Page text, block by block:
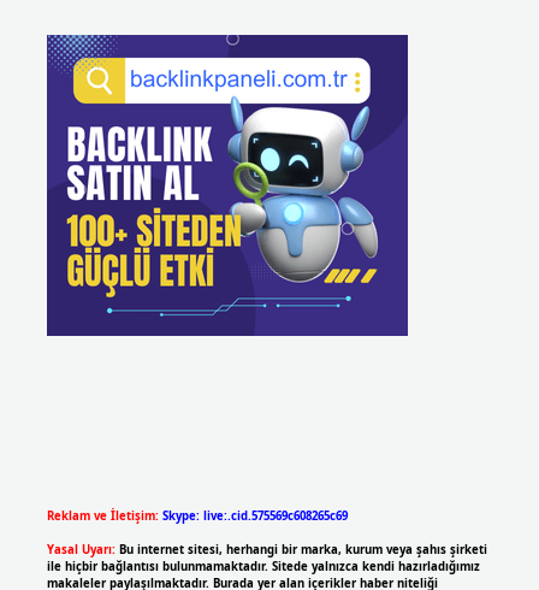
Reklam ve İletişim: Skype: live:.cid.575569c608265c69
Yasal Uyarı: Bu internet sitesi, herhangi bir marka, kurum veya şahıs şirketi
ile hiçbir bağlantısı bulunmamaktadır. Sitede yalnızca kendi hazırladığımız
makaleler paylaşılmaktadır. Burada yer alan içerikler haber niteliği